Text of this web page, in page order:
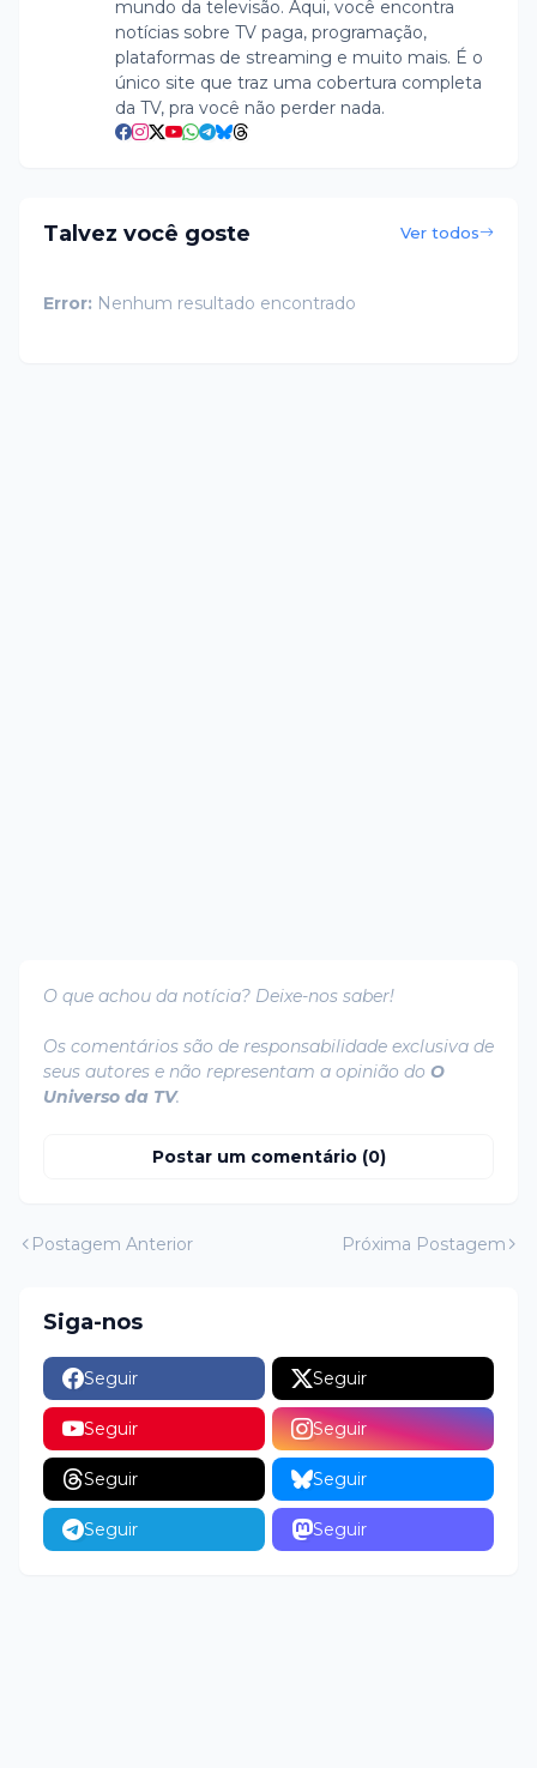
mundo da televisão. Aqui, você encontra
notícias sobre TV paga, programação,
plataformas de streaming e muito mais. É o
único site que traz uma cobertura completa
da TV, pra você não perder nada.
Talvez você goste Ver todos
Error: Nenhum resultado encontrado
O que achou da notícia? Deixe-nos saber!
Os comentários são de responsabilidade exclusiva de
seus autores e não representam a opinião do O
Universo da TV.
Postar um comentário (0)
Postagem Anterior Próxima Postagem
Siga-nos
Seguir Seguir
Seguir Seguir
Seguir Seguir
Seguir Seguir